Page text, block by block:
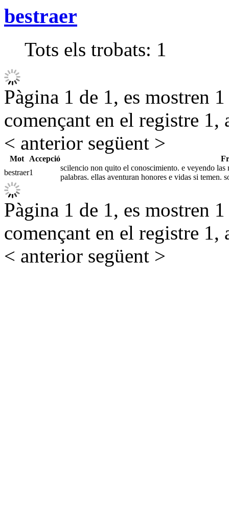
bestraer
Tots els trobats: 1
Pàgina 1 de 1, es mostren
començant en el registre 1,
< anterior següent >
Mot Accepció
bestraer1
scilencio non quito el conoscimiento. e veyendo las
palabras. ellas aventuran honores e vidas si temen.
Pàgina 1 de 1, es mostren
començant en el registre 1,
< anterior següent >